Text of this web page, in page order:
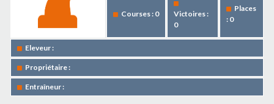
Courses : 0
Victoires :
0
Places
: 0
Eleveur :
Propriétaire :
Entraîneur :